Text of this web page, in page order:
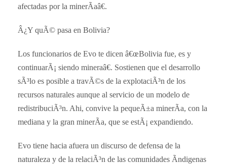
afectadas por la minerÃ­aâ€.
Â¿Y quÃ© pasa en Bolivia?
Los funcionarios de Evo te dicen â€œBolivia fue, es y
continuarÃ¡ siendo mineraâ€. Sostienen que el desarrollo
sÃ³lo es posible a travÃ©s de la explotaciÃ³n de los
recursos naturales aunque al servicio de un modelo de
redistribuciÃ³n. Ahi, convive la pequeÃ±a minerÃ­a, con la
mediana y la gran minerÃ­a, que se estÃ¡ expandiendo.
Evo tiene hacia afuera un discurso de defensa de la
naturaleza y de la relaciÃ³n de las comunidades Ã­ndigenas